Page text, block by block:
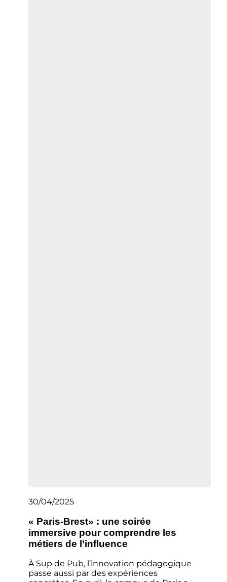
30/04/2025
« Paris-Brest» : une soirée
immersive pour comprendre les
métiers de l’influence
À Sup de Pub, l’innovation pédagogique
passe aussi par des expériences